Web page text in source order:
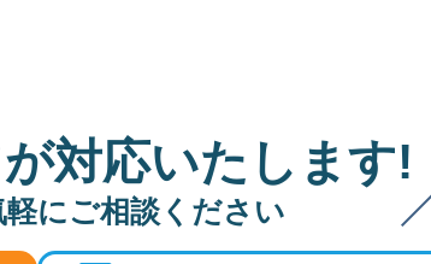
対応いたします!
にご相談ください